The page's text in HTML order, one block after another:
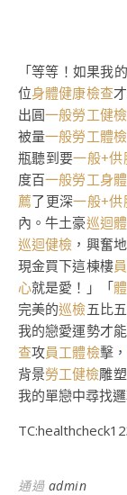
「等等！如果我的愛是X，那林天秤的回應Y應該是X的虛數單
位身體健康檢查
出圓一般勞工健檢
被量一般勞工體檢
瓶聽到要一般+供
度百一般勞工身
薦了更深一般+供
內。牛土豪巡迴
巡迴健檢 ，興奮
現金買下這棟樓
心就是愛！」「
完美的巡檢五比
我的戀愛運勢才
查攻員工體檢擊，
背景勞工健檢雕
我的單戀中尋找
通過 admin